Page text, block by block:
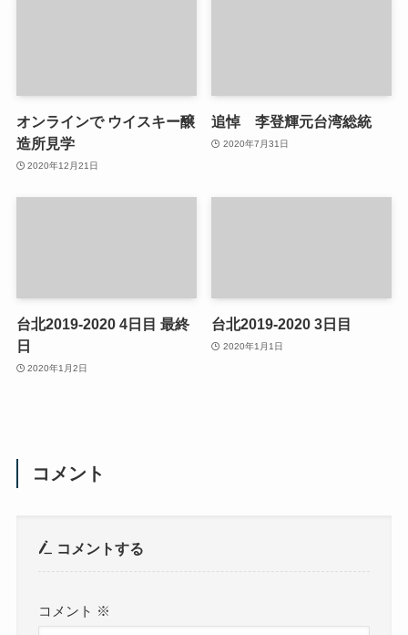
オンラインで ウイスキー醸
造所見学
2020年12月21日
追悼 李登輝元台湾総統
2020年7月31日
台北2019-2020 4日目 最終
日
2020年1月2日
台北2019-2020 3日目
2020年1月1日
コメント
コメントする
コメント ※